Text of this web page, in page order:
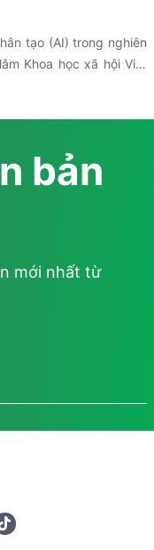
tạo (AI) trong nghiên
Khoa học xã hội Việt
các bên trao đổi và đề
số trong lĩnh vực khoa
bản
mới nhất từ